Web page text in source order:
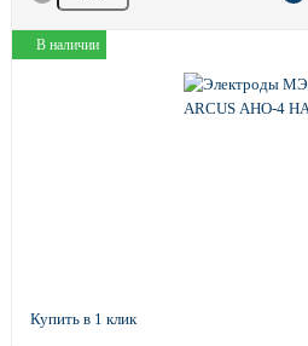
В наличии